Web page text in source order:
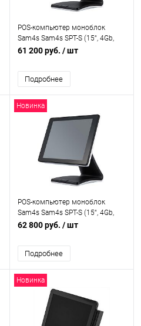
POS-компьютер моноблок
Sam4s Sam4s SPT-S (15“, 4Gb,
SSD, MSR, PCT, J6412), SPT-
61 200 руб. / шт
Подробнее
Новинка
POS-компьютер моноблок
Sam4s Sam4s SPT-S (15“, 4Gb,
SSD NVME 250Gb, MSR, PCT,
S560CDPNNNNB_NVME
62 800 руб. / шт
Подробнее
Новинка